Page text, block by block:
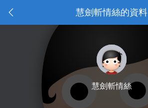
慧劍斬情絲的資料
慧劍斬情絲